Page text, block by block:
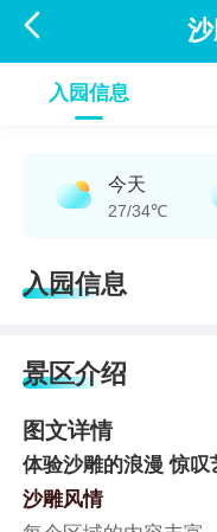

入园信息
今天
27/34℃
入园信息
景区介绍
图文详情
体验沙雕的浪漫 惊叹
沙雕风情